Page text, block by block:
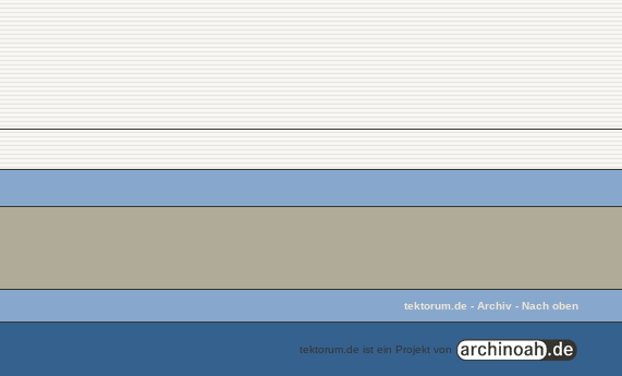
tektorum.de - Archiv - Nach oben
tektorum.de ist ein Projekt von